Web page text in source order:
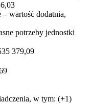
wartość dodatnia,
potrzeby jednostki
379,09
w tym: (+1)